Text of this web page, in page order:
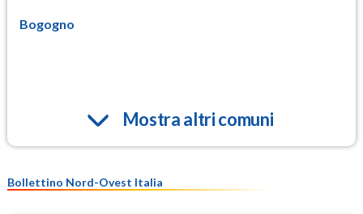
Bogogno
Mostra altri comuni
Bollettino Nord-Ovest Italia